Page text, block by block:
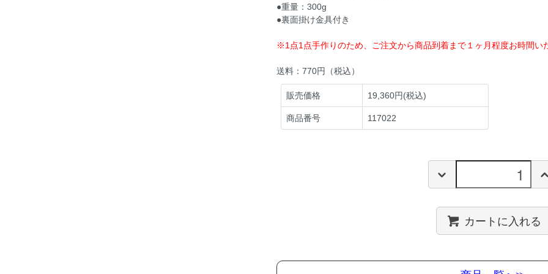
●重量：300g
●裏面掛け金具付き
※1点1点手作りのため、ご注文から商品到着まで１ヶ月程度お時間い
送料：770円（税込）
販売価格 19,360円(税込)
商品番号 117022
カートに入れる